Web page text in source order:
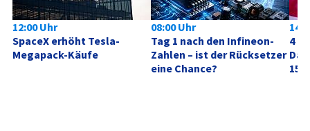
12:00 Uhr
SpaceX erhöht Tesla-
Megapack-Käufe
08:00 Uhr
Tag 1 nach den Infineon-
Zahlen – ist der Rücksetzer
eine Chance?
4
15